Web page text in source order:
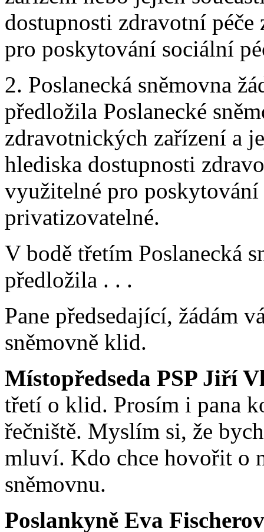
dostupnosti zdravotní
pro poskytování sociální
2. Poslanecká sněmovna
předložila Poslanecké
zdravotnických zařízení a
hlediska dostupnosti
využitelné pro
privatizovatelné.
V bodě třetím Poslanecká
předložila . . .
Pane předsedající, žádám
sněmovně klid.
Místopředseda PSP Jiří
třetí o klid. Prosím i pana
řečniště. Myslím si, že
mluví. Kdo chce hovořit o
sněmovnu.
Poslankyně Eva